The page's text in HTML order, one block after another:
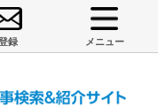
録 メニュー